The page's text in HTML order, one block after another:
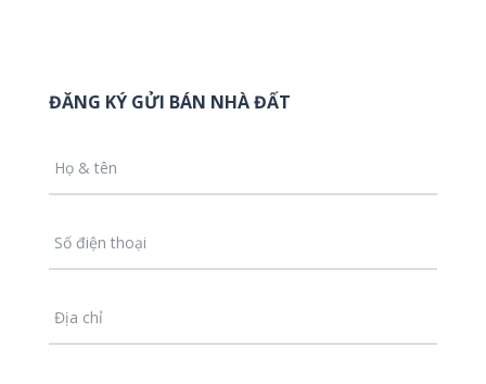
ĐĂNG KÝ GỬI BÁN NHÀ ĐẤT